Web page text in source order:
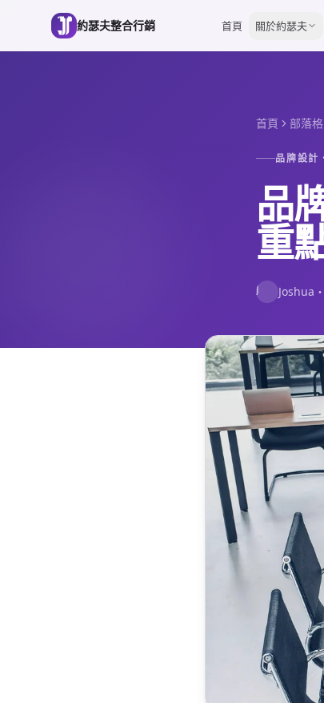
跳到主要內容
約瑟夫整合行銷 首頁 關於約瑟夫
首頁 部落格
品牌設計
品
重
J Joshua ・